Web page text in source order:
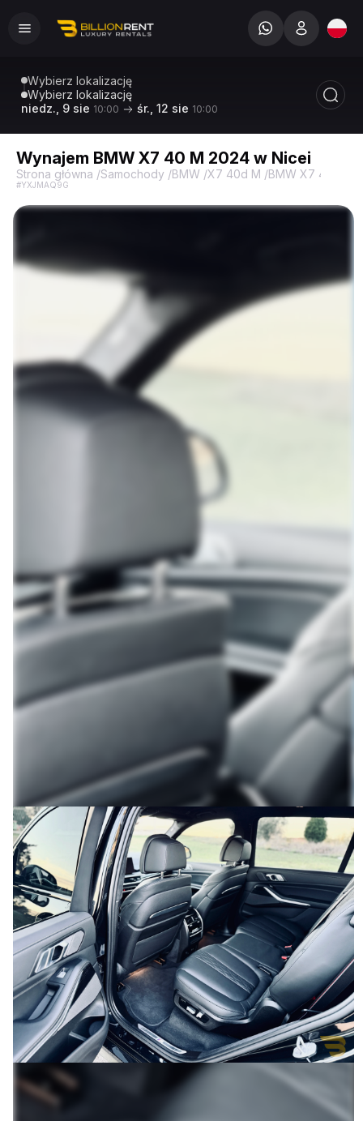
Wybierz lokalizację
Wybierz lokalizację
niedz., 9 sie 10:00 śr., 12 sie 10:00
Wynajem BMW X7 40 M 2024 w Nicei
Strona główna /Samochody /BMW /X7 40d M /BMW X7 40d M
#YXJMAQ9G